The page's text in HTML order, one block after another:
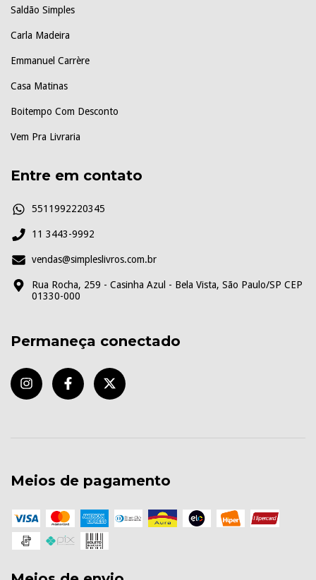
Saldão Simples
Carla Madeira
Emmanuel Carrère
Casa Matinas
Boitempo Com Desconto
Vem Pra Livraria
Entre em contato
5511992220345
11 3443-9992
vendas@simpleslivros.com.br
Rua Rocha, 259 - Casinha Azul - Bela Vista, São Paulo/SP CEP
01330-000
Permaneça conectado
Meios de pagamento